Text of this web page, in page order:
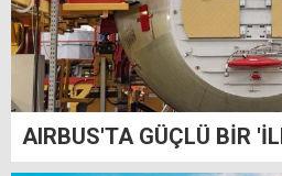
AIRBUS'TA GÜÇLÜ BİR